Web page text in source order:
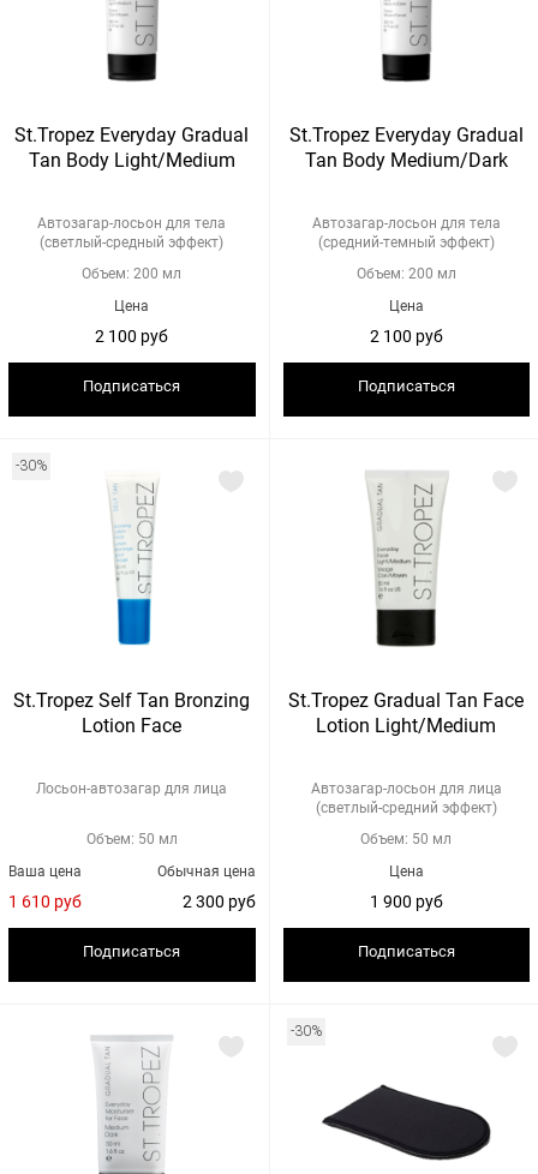
St.Tropez Everyday Gradual
Tan Body Light/Medium
Автозагар-лосьон для тела
(светлый-средный эффект)
Объем: 200 мл
Цена
2 100 руб
Подписаться
St.Tropez Everyday Gradual
Tan Body Medium/Dark
Автозагар-лосьон для тела
(средний-темный эффект)
Объем: 200 мл
Цена
2 100 руб
Подписаться
-30%
St.Tropez Self Tan Bronzing
Lotion Face
Лосьон-автозагар для лица
Объем: 50 мл
Обычная цена
2 300 руб
Ваша цена
1 610 руб
Подписаться
St.Tropez Gradual Tan Face
Lotion Light/Medium
Автозагар-лосьон для лица
(светлый-средний эффект)
Объем: 50 мл
Цена
1 900 руб
Подписаться
-30%